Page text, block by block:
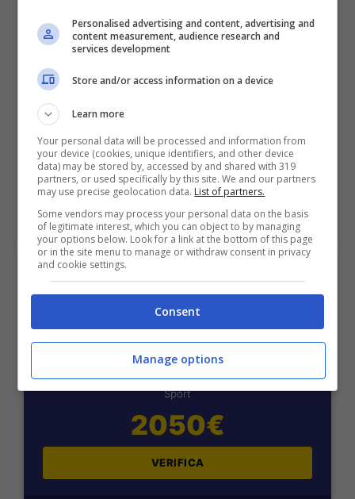
BONUS BENVENUTO GOLDBET: 2.050€
Fino a 2050€ sport e casino
Scommesse + 50% del primo deposito fino a 50€
2050€
VERIFICA
Mostra Informazioni
Fino a 2050€ bonus scommesse e sport
Per i nuovi utenti della piattaforma: 100% fino a 50€ in
Bonus Scommesse + 100% fino a 2000€ in Bonus
Sport
2050€
VERIFICA
Personalised advertising and content, advertising and
content measurement, audience research and
services development
Store and/or access information on a device
Learn more
Your personal data will be processed and information from
your device (cookies, unique identifiers, and other device
data) may be stored by, accessed by and shared with 319
partners, or used specifically by this site. We and our partners
may use precise geolocation data. List of partners.
Some vendors may process your personal data on the basis
of legitimate interest, which you can object to by managing
your options below. Look for a link at the bottom of this page
or in the site menu to manage or withdraw consent in privacy
and cookie settings.
Consent
Manage options